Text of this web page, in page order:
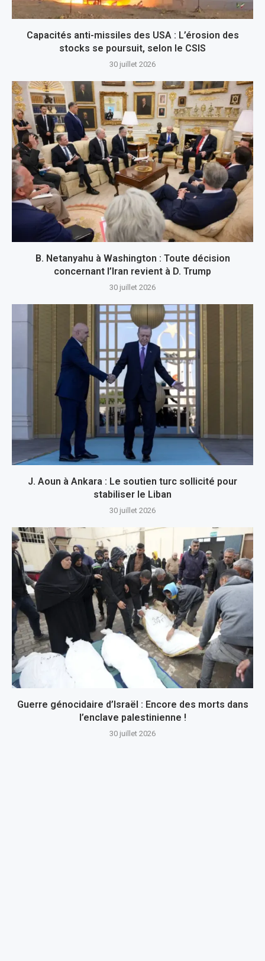
Capacités anti-missiles des USA : L’érosion des
stocks se poursuit, selon le CSIS
30 juillet 2026
B. Netanyahu à Washington : Toute décision
concernant l’Iran revient à D. Trump
30 juillet 2026
J. Aoun à Ankara : Le soutien turc sollicité pour
stabiliser le Liban
30 juillet 2026
Guerre génocidaire d’Israël : Encore des morts dans
l’enclave palestinienne !
30 juillet 2026